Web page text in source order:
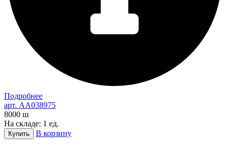
Подробнее
арт. AA038975
8000 ш
На складе: 1 ед.
Купить В корзину